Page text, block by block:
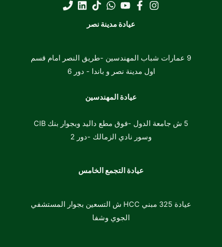
عيادة مدينة نصر
9 عمارات شباب المهندسين -طريق النصر امام قسم
اول مدينة نصر و باندا - دور 6
عيادة المهندسين
5 ش جامعة الدول -فوق مطع داليد وبجوار بنك CIB
وسور نادي الزمالك -دور 2
عيادة التجمع الخامس
عيادة 325 مبني HCC ش التسعين بجوار المستشفي
الجوي وشفا